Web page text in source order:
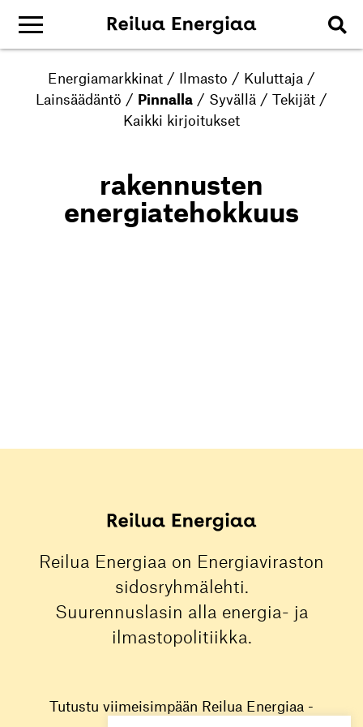
Energiamarkkinat / Ilmasto / Kuluttaja /
Lainsäädäntö / Pinnalla / Syvällä / Tekijät /
Kaikki kirjoitukset
rakennusten
energiatehokkuus
Reilua Energiaa on Energiaviraston
sidosryhmälehti.
Suurennuslasin alla energia- ja
ilmastopolitiikka.
Tutustu viimeisimpään Reilua Energiaa -